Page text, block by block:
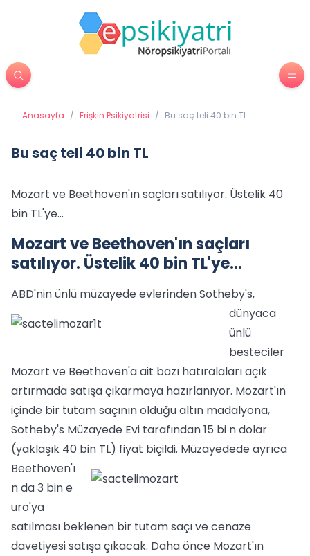
Anasayfa / Erişkin Psikiyatrisi / Bu saç teli 40 bin TL
Bu saç teli 40 bin TL
Mozart ve Beethoven'ın saçları satılıyor. Üstelik 40
bin TL'ye...
Mozart ve Beethoven'ın saçları
satılıyor. Üstelik 40 bin TL'ye...
ABD'nin ünlü müzayede evlerinden Sotheby's,
dünyaca
ünlü
besteciler
Mozart ve Beethoven'a ait bazı hatıralaları açık
artırmada satışa çıkarmaya hazırlanıyor. Mozart'ın
içinde bir tutam saçının olduğu altın madalyona,
Sotheby's Müzayede Evi tarafından 15 bi n dolar
(yaklaşık 40 bin TL) fiyat biçildi. Müzayedede ayrıca
Beethoven'ı
n da 3 bin e
uro'ya
satılması beklenen bir tutam saçı ve cenaze
davetiyesi satışa çıkacak. Daha önce Mozart'ın